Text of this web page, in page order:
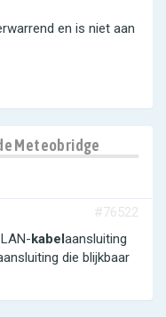
en is niet aan
Meteobridge
#76522
kabelaansluiting
die blijkbaar